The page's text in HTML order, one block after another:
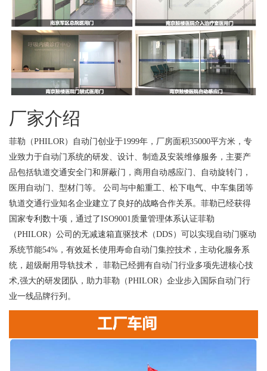
厂家介绍
菲勒（PHILOR）自动门创业于1999年，厂房面积35000平方米，专
业致力于自动门系统的研发、设计、制造及安装维修服务，主要产
品包括轨道交通安全门和屏蔽门，商用自动感应门、自动旋转门，
医用自动门、型材门等。 公司与中船重工、松下电气、中车集团等
轨道交通行业知名企业建立了良好的战略合作关系。菲勒已经获得
国家专利数十项，通过了ISO9001质量管理体系认证菲勒
（PHILOR）公司的无减速箱直驱技术（DDS）可以实现自动门驱动
系统节能54%，有效延长使用寿命自动门集控技术，主动化服务系
统，超级耐用导轨技术， 菲勒已经拥有自动门行业多项先进核心技
术,强大的研发团队，助力菲勒（PHILOR）企业步入国际自动门行
业一线品牌行列。